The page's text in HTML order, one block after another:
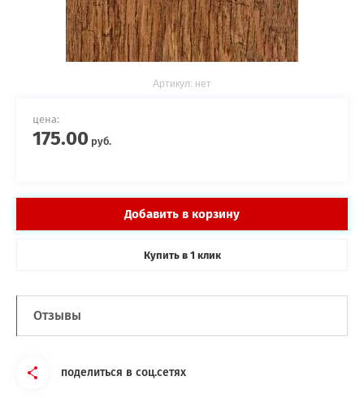
Артикул: нет
цена:
175.00 руб.
Добавить в корзину
Купить в 1 клик
Отзывы
поделиться в соц.сетях